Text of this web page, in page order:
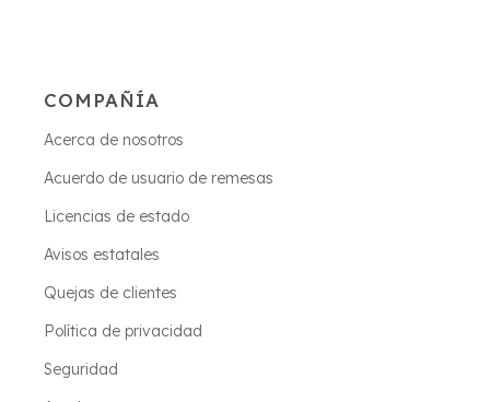
COMPAÑÍA
Acerca de nosotros
Acuerdo de usuario de remesas
Licencias de estado
Avisos estatales
Quejas de clientes
Política de privacidad
Seguridad